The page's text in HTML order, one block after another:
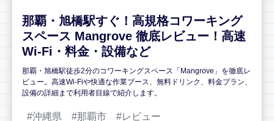
那覇・旭橋駅すぐ！高規格コワーキング
スペース Mangrove 徹底レビュー！高速
Wi-Fi・料金・設備など
那覇・旭橋駅徒歩2分のコワーキングスペース「Mangrove」を徹底レ
ビュー。高速Wi-Fiや快適な作業ブース、無料ドリンク、料金プラン、
設備の詳細まで利用者目線で紹介します。
沖縄県 那覇市 レビュー